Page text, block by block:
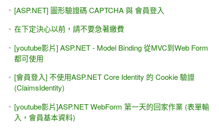
[ASP.NET] 圖形驗證碼 CAPTCHA 與 會員登入
在下定決心以前，請不要急著繳費
[youtube影片] ASP.NET - Model Binding 從MVC到Web Form
都可使用
[會員登入] 不使用ASP.NET Core Identity 的 Cookie 驗證
(ClaimsIdentity)
[youtube影片]ASP.NET WebForm 第一天的回家作業 (表單輸
入，會員基本資料)